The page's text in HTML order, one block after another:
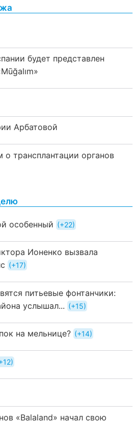
будет представлен
Арбатовой
трансплантации органов
особенный +22
Ионенко вызвала
+17
питьевые фонтанчики:
услышал...
+15
на мельнице? +14
«Balaland» начал свою